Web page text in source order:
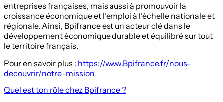
entreprises françaises, mais aussi à promouvoir la
croissance économique et l’emploi à l’échelle nationale et
régionale. Ainsi, Bpifrance est un acteur clé dans le
développement économique durable et équilibré sur tout
le territoire français.
Pour en savoir plus : https://www.Bpifrance.fr/nous-
decouvrir/notre-mission
Quel est ton rôle chez Bpifrance ?